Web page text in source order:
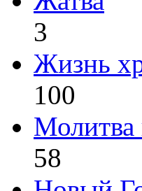
3
Жизнь
100
Молитва
58